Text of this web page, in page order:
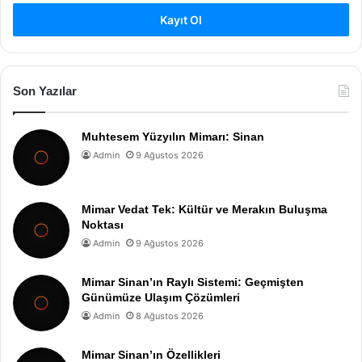
Kayıt Ol
Son Yazılar
Muhtesem Yüzyılın Mimarı: Sinan
Admin 9 Ağustos 2026
Mimar Vedat Tek: Kültür ve Merakın Buluşma
Noktası
Admin 9 Ağustos 2026
Mimar Sinan’ın Raylı Sistemi: Geçmişten
Günümüze Ulaşım Çözümleri
Admin 8 Ağustos 2026
Mimar Sinan’ın Özellikleri